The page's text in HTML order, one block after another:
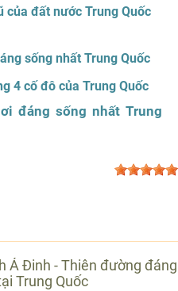
của đất nước Trung Quốc
sống nhất Trung Quốc
4 cố đô của Trung Quốc
đáng sống nhất Trung
Á Đinh - Thiên đường đáng
Trung Quốc